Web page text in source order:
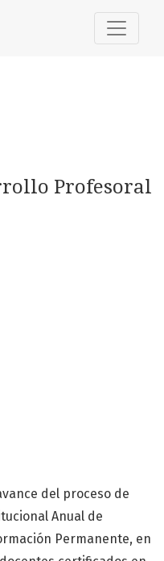
Profesoral
del proceso de
Anual de
Permanente, en